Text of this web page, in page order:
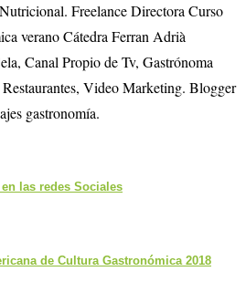
Freelance Directora Curso
verano Cátedra Ferran Adrià
Canal Propio de Tv, Gastrónoma
Video Marketing. Blogger
gastronomía.
las redes Sociales
de Cultura Gastronómica 2018